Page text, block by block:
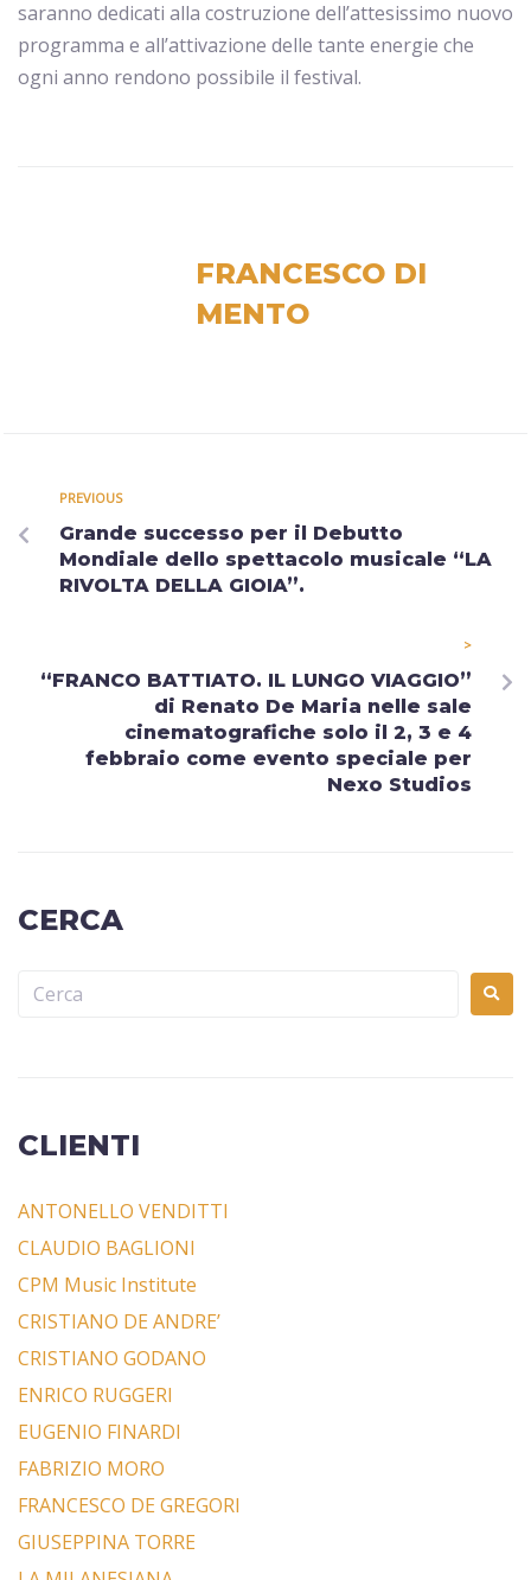
saranno dedicati alla costruzione dell’attesissimo nuovo
programma e all’attivazione delle tante energie che
ogni anno rendono possibile il festival.
FRANCESCO DI
MENTO
PREVIOUS
Grande successo per il Debutto
Mondiale dello spettacolo musicale “LA
RIVOLTA DELLA GIOIA”.
>
“FRANCO BATTIATO. IL LUNGO VIAGGIO”
di Renato De Maria nelle sale
cinematografiche solo il 2, 3 e 4
febbraio come evento speciale per
Nexo Studios
CERCA
CLIENTI
ANTONELLO VENDITTI
CLAUDIO BAGLIONI
CPM Music Institute
CRISTIANO DE ANDRE’
CRISTIANO GODANO
ENRICO RUGGERI
EUGENIO FINARDI
FABRIZIO MORO
FRANCESCO DE GREGORI
GIUSEPPINA TORRE